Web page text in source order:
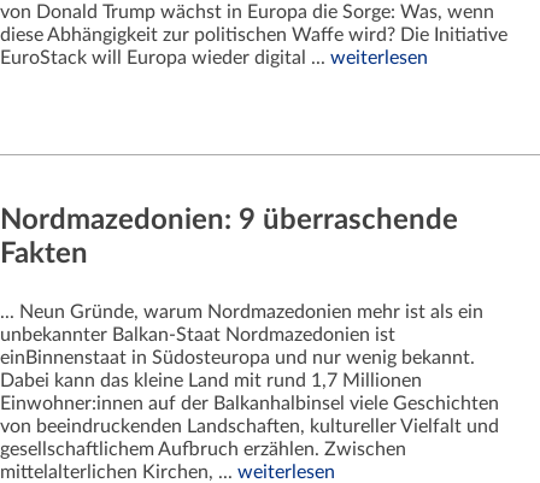
von Donald Trump wächst in Europa die Sorge: Was, wenn
diese Abhängigkeit zur politischen Waffe wird? Die Initiative
EuroStack will Europa wieder digital ... weiterlesen
Nordmazedonien: 9 überraschende
Fakten
... Neun Gründe, warum Nordmazedonien mehr ist als ein
unbekannter Balkan-Staat Nordmazedonien ist
einBinnenstaat in Südosteuropa und nur wenig bekannt.
Dabei kann das kleine Land mit rund 1,7 Millionen
Einwohner:innen auf der Balkanhalbinsel viele Geschichten
von beeindruckenden Landschaften, kultureller Vielfalt und
gesellschaftlichem Aufbruch erzählen. Zwischen
mittelalterlichen Kirchen, ... weiterlesen